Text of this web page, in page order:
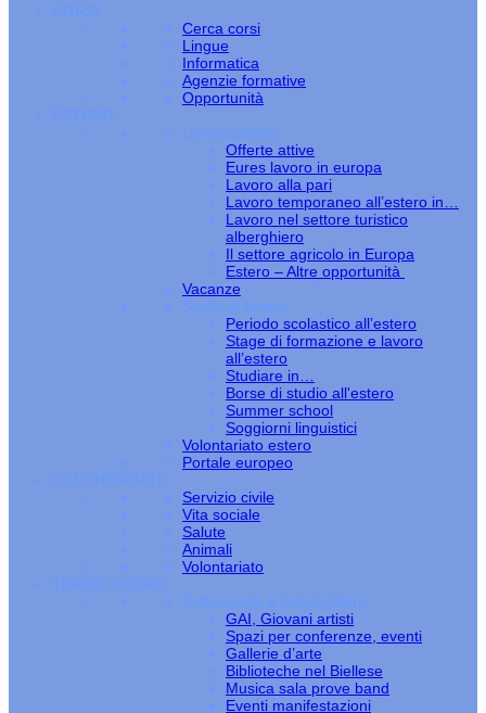
CORSI
Cerca corsi
Lingue
Informatica
Agenzie formative
Opportunità
ESTERO
Lavoro estero
Offerte attive
Eures lavoro in europa
Lavoro alla pari
Lavoro temporaneo all’estero in…
Lavoro nel settore turistico
alberghiero
Il settore agricolo in Europa
Estero – Altre opportunità
Vacanze
Studiare estero
Periodo scolastico all’estero
Stage di formazione e lavoro
all’estero
Studiare in…
Borse di studio all'estero
Summer school
Soggiorni linguistici
Volontariato estero
Portale europeo
VOLONTARIATO
Servizio civile
Vita sociale
Salute
Animali
Volontariato
TEMPO LIBERO
Cultura arte e tempo libero
GAI, Giovani artisti
Spazi per conferenze, eventi
Gallerie d’arte
Biblioteche nel Biellese
Musica sala prove band
Eventi manifestazioni